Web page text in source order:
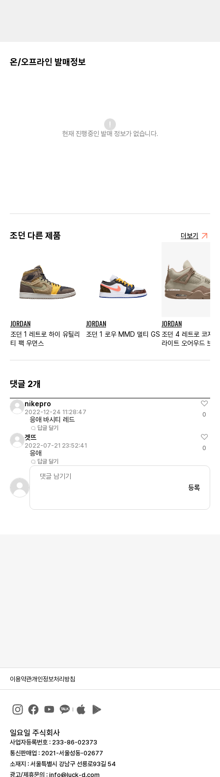
온/오프라인 발매정보
현재 진행중인 발매 정보가 없습니다.
조던 다른 제품 더보기
JORDAN
조던 1 레트로 하이 유틸리
티 팩 우먼스
JORDAN
조던 1 로우 MMD 멀티 GS
JORDAN
조던 4 레트로 코지
라이트 오어우드 브
댓글 2개
nikepro
2022-12-24 11:28:47
응애 바시티 레드
답글 달기
0
겟뜨
2022-07-21 23:52:41
응애
답글 달기
0
등록
이용약관개인정보처리방침
일요일 주식회사
사업자등록번호 : 233-86-023­73
통신판매업 : 2021-서울성동-02677
소재지 : 서울특별시 강남구 선릉로93길 54
광고/제휴문의 : info@luck-d.com